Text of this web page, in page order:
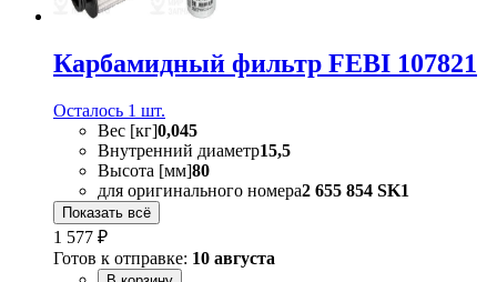
Карбамидный фильтр FEBI 107821
Осталось 1 шт.
Вес [кг]0,045
Внутренний диаметр15,5
Высота [мм]80
для оригинального номера2 655 854 SK1
Показать всё
1 577 ₽
Готов к отправке: 10 августа